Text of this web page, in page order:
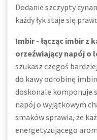
Dodanie szczypty
każdy łyk staje się
Imbir - łącząc imbir z
orzeźwiający napój o
szukasz czegoś
do kawy odrobinę
doskonale komponuje
napój o wyjątkowym
smaków sprawia, że
energetyzującego